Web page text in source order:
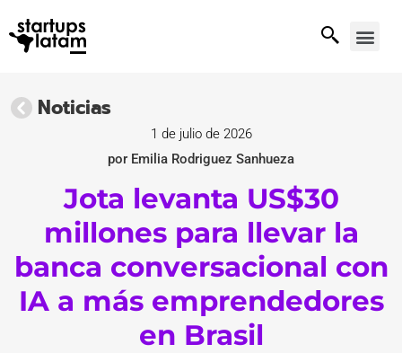
Noticias
1 de julio de 2026
por Emilia Rodriguez Sanhueza
Jota levanta US$30
millones para llevar la
banca conversacional con
IA a más emprendedores
en Brasil